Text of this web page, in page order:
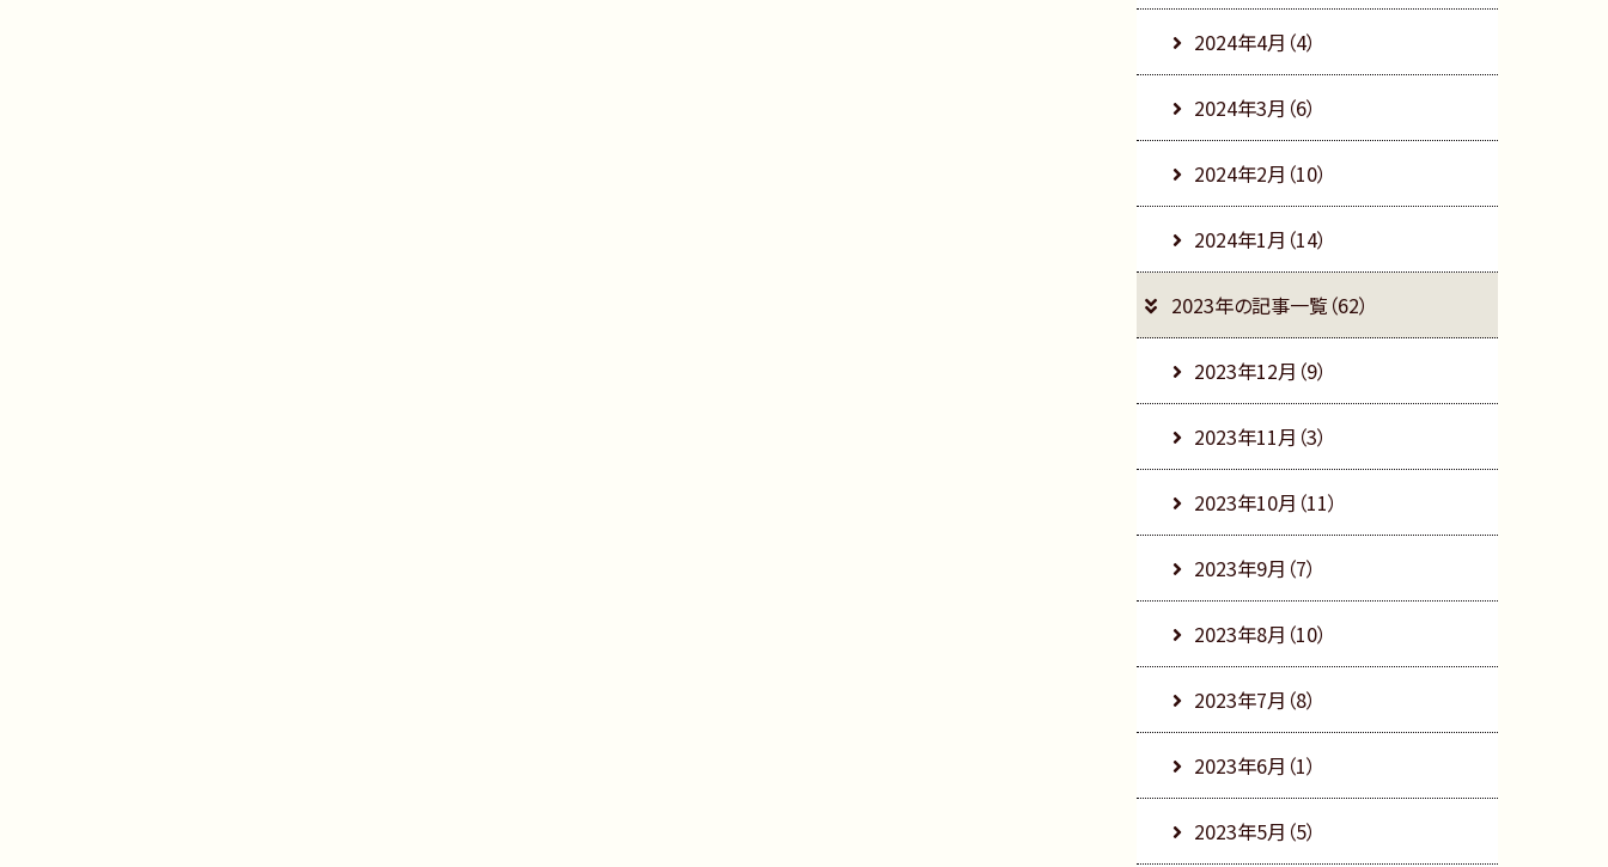
2024年4月（4）
2024年3月（6）
2024年2月（10）
2024年1月（14）
2023年の記事一覧（62）
2023年12月（9）
2023年11月（3）
2023年10月（11）
2023年9月（7）
2023年8月（10）
2023年7月（8）
2023年6月（1）
2023年5月（5）